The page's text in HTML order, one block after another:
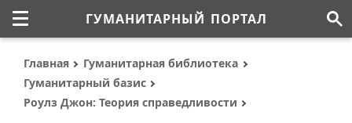
ГУМАНИТАРНЫЙ ПОРТАЛ
Главная
Гуманитарная библиотека
Гуманитарный базис
Роулз Джон: Теория справедливости